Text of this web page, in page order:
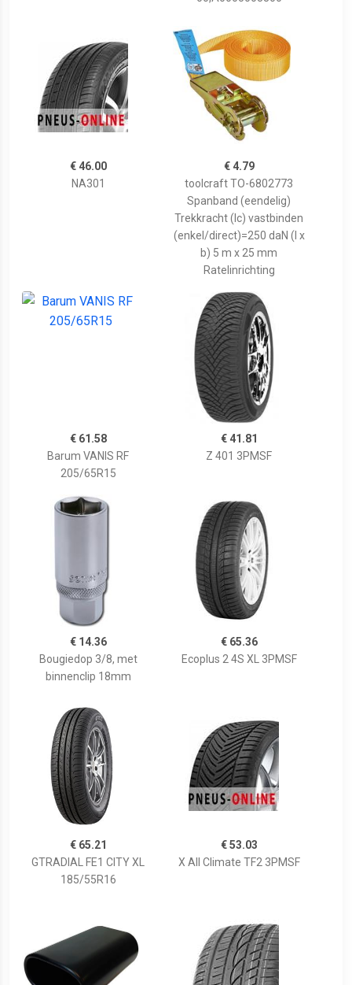
€ 46.00
NA301
€ 4.79
toolcraft TO-6802773
Spanband (eendelig)
Trekkracht (lc) vastbinden
(enkel/direct)=250 daN (l x
b) 5 m x 25 mm
Ratelinrichting
€ 61.58
Barum VANIS RF
205/65R15
€ 41.81
Z 401 3PMSF
€ 14.36
Bougiedop 3/8, met
binnenclip 18mm
€ 65.36
Ecoplus 2 4S XL 3PMSF
€ 65.21
GTRADIAL FE1 CITY XL
185/55R16
€ 53.03
X All Climate TF2 3PMSF